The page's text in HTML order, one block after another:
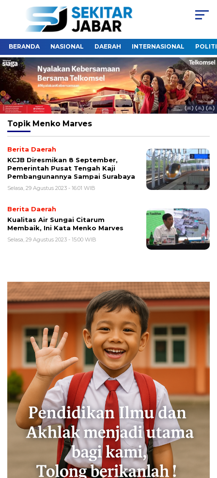
BERANDA NASIONAL DAERAH INTERNASIONAL
Topik Menko Marves
Berita Daerah
KCJB Diresmikan 8 September,
Pemerintah Pusat Tengah Kaji
Pembangunannya Sampai Surabaya
Selasa, 29 Agustus 2023 - 16:01 WIB
Berita Daerah
Kualitas Air Sungai Citarum
Membaik, Ini Kata Menko Marves
Selasa, 29 Agustus 2023 - 15:00 WIB